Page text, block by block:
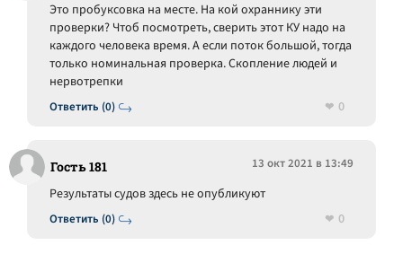
Ответить (0)
Это пробуксовка на месте. На кой охраннику эти
проверки? Чтоб посмотреть, сверить этот КУ надо на
каждого человека время. А если поток большой, тогда
только номинальная проверка. Скопление людей и
нервотрепки
0
Гость 181 13 окт 2021 в 13:49
Ответить (0)
Результаты судов здесь не опубликуют
0